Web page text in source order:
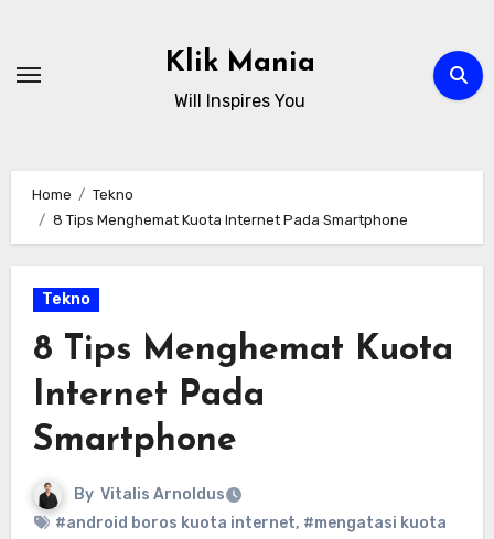
content
Klik Mania
Will Inspires You
Home
Tekno
8 Tips Menghemat Kuota Internet Pada Smartphone
Tekno
8 Tips Menghemat Kuota
Internet Pada
Smartphone
By Vitalis Arnoldus
#android boros kuota internet, #mengatasi kuota